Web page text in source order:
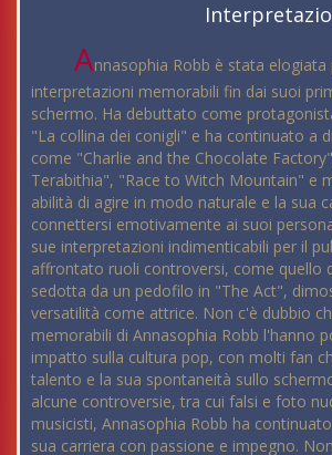
Annasophia Robb è stata elogiata
interpretazioni memorabili fin dai suoi
schermo. Ha debuttato come
"La collina dei conigli" e ha continuato a
come "Charlie and the Chocolate
Terabithia", "Race to Witch Mountain" e
abilità di agire in modo naturale e la sua
connettersi emotivamente ai suoi
sue interpretazioni indimenticabili per il
affrontato ruoli controversi, come quello
sedotta da un pedofilo in "The Act",
versatilità come attrice. Non c'è dubbio
memorabili di Annasophia Robb l'hanno
impatto sulla cultura pop, con molti fan
talento e la sua spontaneità sullo
alcune controversie, tra cui falsi e foto
musicisti, Annasophia Robb ha
sua carriera con passione e impegno.